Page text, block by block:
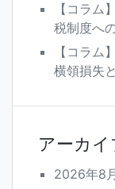
【コラム
税制度へ
【コラ
横領損失
アーカイ
2026年8